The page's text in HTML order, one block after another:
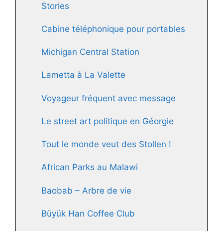
Stories
Cabine téléphonique pour portables
Michigan Central Station
Lametta à La Valette
Voyageur fréquent avec message
Le street art politique en Géorgie
Tout le monde veut des Stollen !
African Parks au Malawi
Baobab – Arbre de vie
Büyük Han Coffee Club